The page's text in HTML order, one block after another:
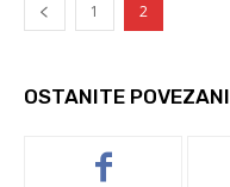
1 2
OSTANITE POVEZANI